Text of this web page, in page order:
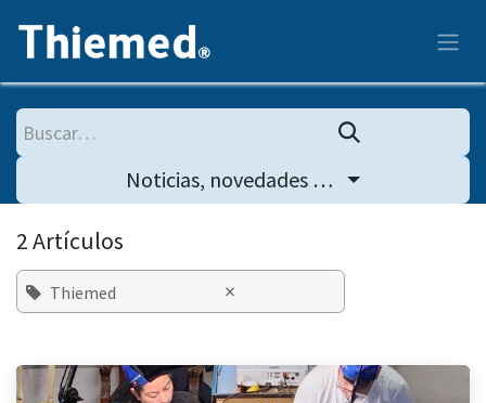
Noticias, novedades y ofertas especiales
2 Artículos
Thiemed ×